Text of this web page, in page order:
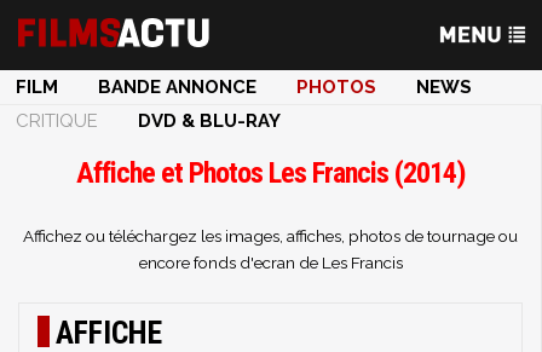
FILM BANDE ANNONCE PHOTOS
NEWS
CRITIQUE
DVD & BLU-RAY
Affiche et Photos Les Francis (2014)
Affichez ou téléchargez les images, affiches, photos de tournage ou
encore fonds d'ecran de Les Francis
AFFICHE